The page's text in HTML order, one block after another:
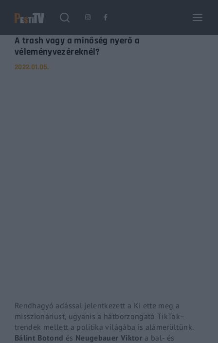
A trash vagy a minőség nyerő a
véleményvezéreknél?
2022.01.05.
Rendhagyó adással jelentkezett a Ki ette meg a
misszionáriust, ugyanis a hátborzongatóTikTok–
trendek mellett a politika világába is alámerültünk.
Bálint Botond és Neugebauer Viktora bal- és
Login Register
Username or Email Address